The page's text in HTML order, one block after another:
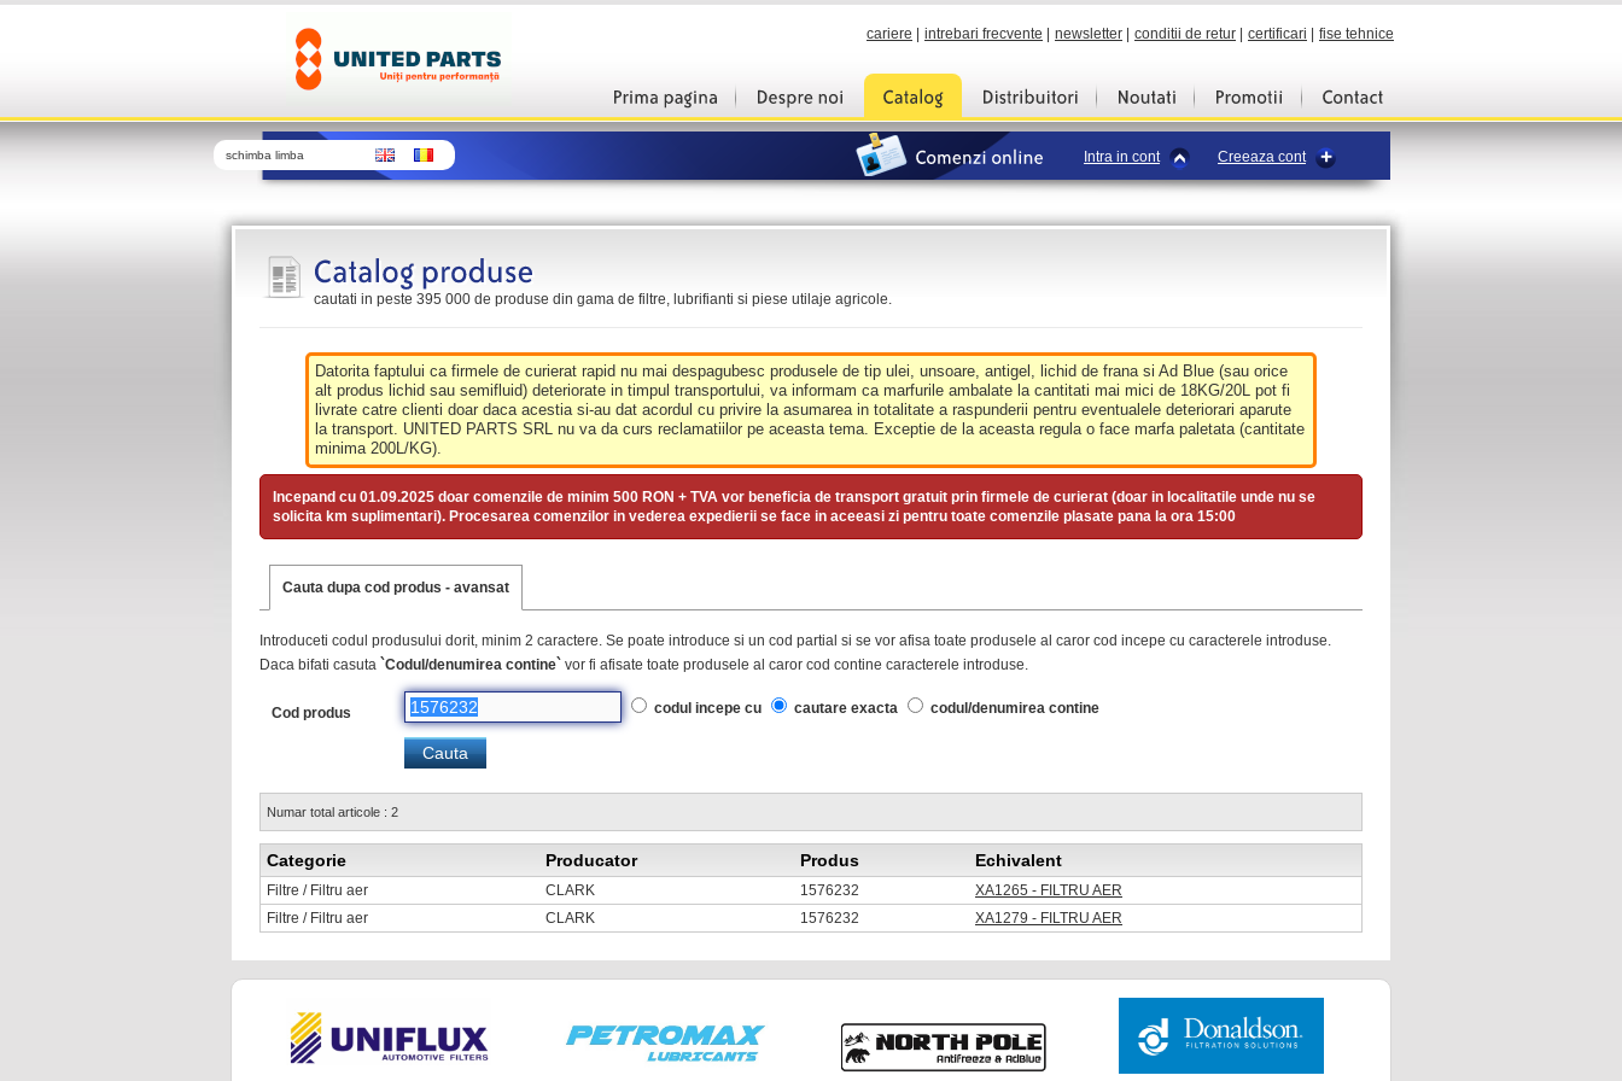
cariere intrebari frecvente newsletter conditii de retur certificari fise tehnice
schimba limba Intra in cont Creeaza cont
cautati in peste 395 000 de produse din gama de filtre, lubrifianti si piese utilaje agricole.
Datorita faptului ca firmele de curierat rapid nu mai despagubesc produsele de tip ulei, unsoare, antigel, lichid de frana si Ad Blue (sau orice
alt produs lichid sau semifluid) deteriorate in timpul transportului, va informam ca marfurile ambalate la cantitati mai mici de 18KG/20L pot fi
livrate catre clienti doar daca acestia si-au dat acordul cu privire la asumarea in totalitate a raspunderii pentru eventualele deteriorari aparute
la transport. UNITED PARTS SRL nu va da curs reclamatiilor pe aceasta tema. Exceptie de la aceasta regula o face marfa paletata (cantitate
minima 200L/KG).
Incepand cu 01.09.2025 doar comenzile de minim 500 RON + TVA vor beneficia de transport gratuit prin firmele de curierat (doar in localitatile unde nu se
solicita km suplimentari). Procesarea comenzilor in vederea expedierii se face in aceeasi zi pentru toate comenzile plasate pana la ora 15:00
Cauta dupa cod produs - avansat
Introduceti codul produsului dorit, minim 2 caractere. Se poate introduce si un cod partial si se vor afisa toate produsele al caror cod incepe cu caracterele introduse.
Daca bifati casuta `Codul/denumirea contine` vor fi afisate toate produsele al caror cod contine caracterele introduse.
Cod produs codul incepe cu cautare exacta codul/denumirea contine
Numar total articole : 2
Categorie Producator Produs Echivalent
Filtre / Filtru aer CLARK 1576232
XA1265 - FILTRU AER
Filtre / Filtru aer
CLARK 1576232 XA1279 - FILTRU AER